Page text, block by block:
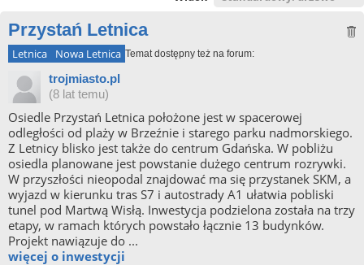
Przystań Letnica
Letnica Nowa Letnica Temat dostępny też na forum:
trojmiasto.pl
(8 lat temu)
Osiedle Przystań Letnica położone jest w spacerowej
odległości od plaży w Brzeźnie i starego parku nadmorskiego.
Z Letnicy blisko jest także do centrum Gdańska. W pobliżu
osiedla planowane jest powstanie dużego centrum rozrywki.
W przyszłości nieopodal znajdować ma się przystanek SKM, a
wyjazd w kierunku tras S7 i autostrady A1 ułatwia pobliski
tunel pod Martwą Wisłą. Inwestycja podzielona została na trzy
etapy, w ramach których powstało łącznie 13 budynków.
Projekt nawiązuje do ...
więcej o inwestycji